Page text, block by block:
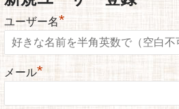
ユーザー名*
メール*